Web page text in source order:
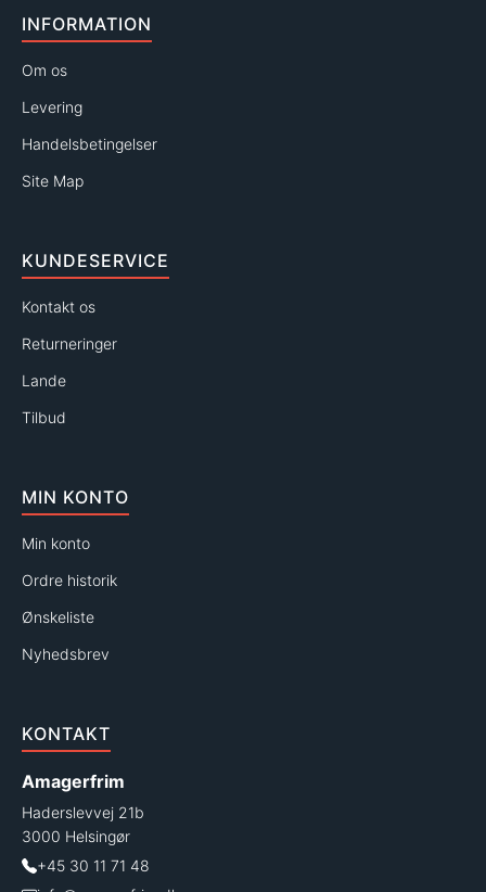
INFORMATION
Om os
Levering
Handelsbetingelser
Site Map
KUNDESERVICE
Kontakt os
Returneringer
Lande
Tilbud
MIN KONTO
Min konto
Ordre historik
Ønskeliste
Nyhedsbrev
KONTAKT
Amagerfrim
Haderslevvej 21b
3000 Helsingør
+45 30 11 71 48